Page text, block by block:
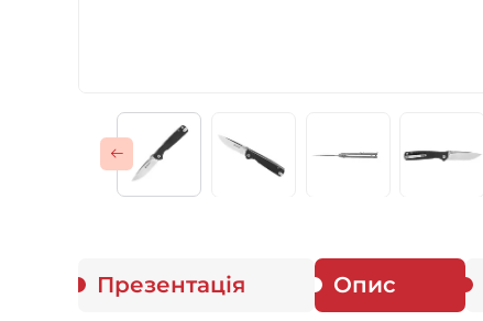
Презентація Опис